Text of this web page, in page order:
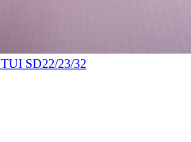
SD22/23/32